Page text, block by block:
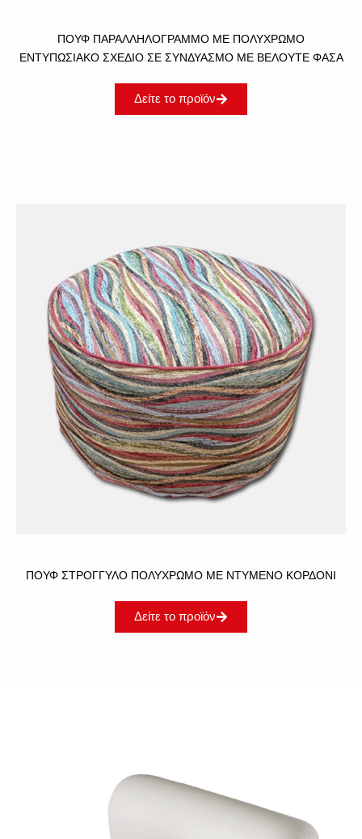
ΠΟΎΦ ΠΑΡΑΛΛΗΛΌΓΡΑΜΜΟ ΜΕ ΠΟΛΎΧΡΩΜΟ
ΕΝΤΥΠΩΣΙΑΚΌ ΣΧΈΔΙΟ ΣΕ ΣΥΝΔΥΑΣΜΌ ΜΕ ΒΕΛΟΥΤΕ ΦΑΣΑ
Δείτε το προϊόν
ΠΟΎΦ ΣΤΡΟΓΓΥΛΌ ΠΟΛΎΧΡΩΜΟ ΜΕ ΝΤΥΜΈΝΟ ΚΟΡΔΌΝΙ
Δείτε το προϊόν